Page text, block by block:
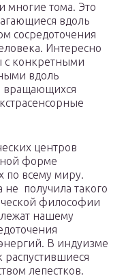
многие тома. Это
вдоль
сосредоточения
Интересно
с конкретными
вдоль
вращающихся
центров
форме
по всему миру.
получила такого
философии
нашему
В индуизме
лепестков.